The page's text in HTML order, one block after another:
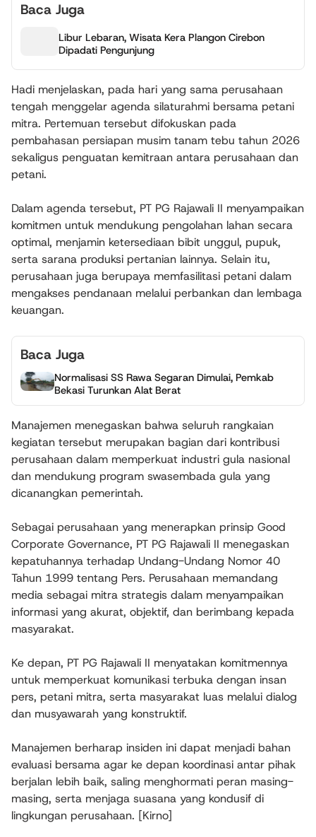
Baca Juga
Libur Lebaran, Wisata Kera Plangon Cirebon
Dipadati Pengunjung
Hadi menjelaskan, pada hari yang sama perusahaan
tengah menggelar agenda silaturahmi bersama petani
mitra. Pertemuan tersebut difokuskan pada
pembahasan persiapan musim tanam tebu tahun 2026
sekaligus penguatan kemitraan antara perusahaan dan
petani.
Dalam agenda tersebut, PT PG Rajawali II menyampaikan
komitmen untuk mendukung pengolahan lahan secara
optimal, menjamin ketersediaan bibit unggul, pupuk,
serta sarana produksi pertanian lainnya. Selain itu,
perusahaan juga berupaya memfasilitasi petani dalam
mengakses pendanaan melalui perbankan dan lembaga
keuangan.
Baca Juga
Normalisasi SS Rawa Segaran Dimulai, Pemkab
Bekasi Turunkan Alat Berat
Manajemen menegaskan bahwa seluruh rangkaian
kegiatan tersebut merupakan bagian dari kontribusi
perusahaan dalam memperkuat industri gula nasional
dan mendukung program swasembada gula yang
dicanangkan pemerintah.
Sebagai perusahaan yang menerapkan prinsip Good
Corporate Governance, PT PG Rajawali II menegaskan
kepatuhannya terhadap Undang-Undang Nomor 40
Tahun 1999 tentang Pers. Perusahaan memandang
media sebagai mitra strategis dalam menyampaikan
informasi yang akurat, objektif, dan berimbang kepada
masyarakat.
Ke depan, PT PG Rajawali II menyatakan komitmennya
untuk memperkuat komunikasi terbuka dengan insan
pers, petani mitra, serta masyarakat luas melalui dialog
dan musyawarah yang konstruktif.
Manajemen berharap insiden ini dapat menjadi bahan
evaluasi bersama agar ke depan koordinasi antar pihak
berjalan lebih baik, saling menghormati peran masing-
masing, serta menjaga suasana yang kondusif di
lingkungan perusahaan. [Kirno]